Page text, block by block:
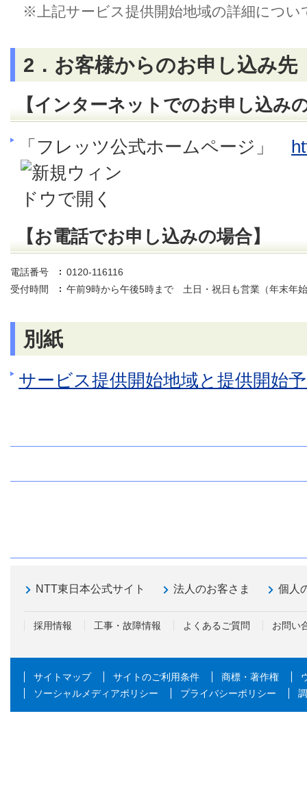
※上記サービス提供開始地域の詳細につい
2．お客様からのお申し込み先
【インターネットでのお申し込み
「フレッツ公式ホームページ」
【お電話でお申し込みの場合】
電話番号
0120-116116
受付時間
午前9時から午後5時まで 土日・祝日も営業（年末年
別紙
サービス提供開始地域と提供開始
NTT東日本公式サイト 法人のお客さま 個人
採用情報 工事・故障情報 よくあるご質問 お問い
サイトマップ サイトのご利用条件 商標・著作権
ソーシャルメディアポリシー
プライバシーポリシー